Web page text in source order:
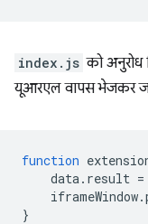
index.js को अनुरोध
यूआरएल वापस भेजकर
function
data. result =
iframeWindow.
}